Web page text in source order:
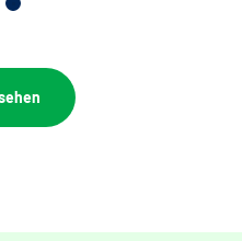
French Navy